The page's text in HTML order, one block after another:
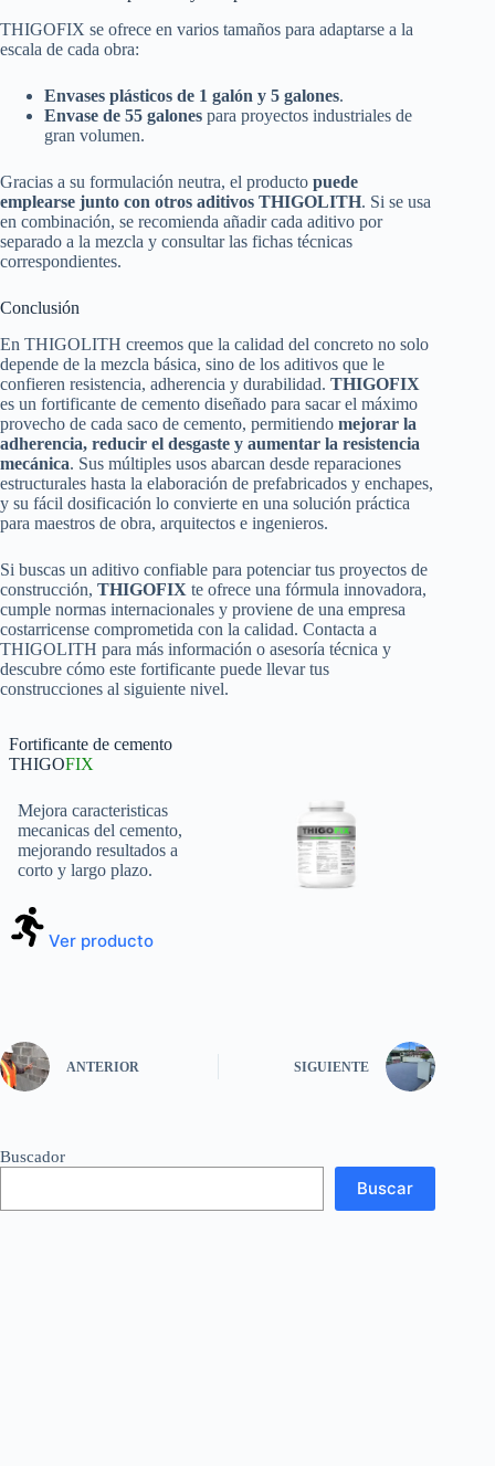
THIGOFIX se ofrece en varios tamaños para adaptarse a la
escala de cada obra:
Envases plásticos de 1 galón y 5 galones.
Envase de 55 galones para proyectos industriales de
gran volumen.
Gracias a su formulación neutra, el producto puede
emplearse junto con otros aditivos THIGOLITH. Si se usa
en combinación, se recomienda añadir cada aditivo por
separado a la mezcla y consultar las fichas técnicas
correspondientes.
Conclusión
En THIGOLITH creemos que la calidad del concreto no solo
depende de la mezcla básica, sino de los aditivos que le
confieren resistencia, adherencia y durabilidad. THIGOFIX
es un fortificante de cemento diseñado para sacar el máximo
provecho de cada saco de cemento, permitiendo mejorar la
adherencia, reducir el desgaste y aumentar la resistencia
mecánica. Sus múltiples usos abarcan desde reparaciones
estructurales hasta la elaboración de prefabricados y enchapes,
y su fácil dosificación lo convierte en una solución práctica
para maestros de obra, arquitectos e ingenieros.
Si buscas un aditivo confiable para potenciar tus proyectos de
construcción, THIGOFIX te ofrece una fórmula innovadora,
cumple normas internacionales y proviene de una empresa
costarricense comprometida con la calidad. Contacta a
THIGOLITH para más información o asesoría técnica y
descubre cómo este fortificante puede llevar tus
construcciones al siguiente nivel.
Fortificante de cemento
THIGOFIX
Mejora caracteristicas
mecanicas del cemento,
mejorando resultados a
corto y largo plazo.
Ver producto
ANTERIOR SIGUIENTE
Buscador
Buscar